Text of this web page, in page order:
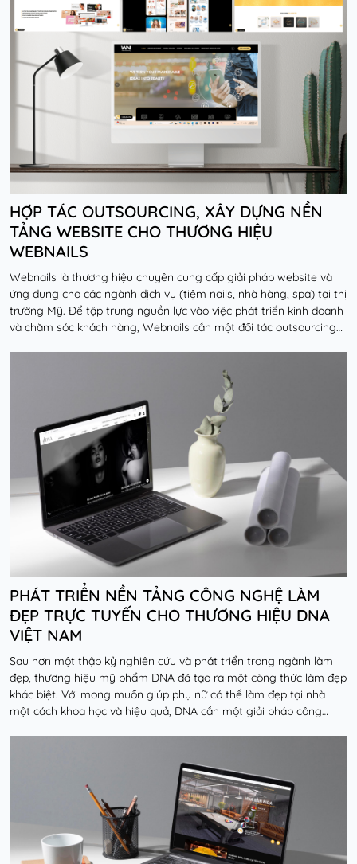
HỢP TÁC OUTSOURCING, XÂY DỰNG NỀN
TẢNG WEBSITE CHO THƯƠNG HIỆU
WEBNAILS
Webnails là thương hiệu chuyên cung cấp giải pháp website và
ứng dụng cho các ngành dịch vụ (tiệm nails, nhà hàng, spa) tại thị
trường Mỹ. Để tập trung nguồn lực vào việc phát triển kinh doanh
và chăm sóc khách hàng, Webnails cần một đối tác outsourcing
PHÁT TRIỂN NỀN TẢNG CÔNG NGHỆ LÀM
ĐẸP TRỰC TUYẾN CHO THƯƠNG HIỆU DNA
VIỆT NAM
Sau hơn một thập kỷ nghiên cứu và phát triển trong ngành làm
đẹp, thương hiệu mỹ phẩm DNA đã tạo ra một công thức làm đẹp
khác biệt. Với mong muốn giúp phụ nữ có thể làm đẹp tại nhà
một cách khoa học và hiệu quả, DNA cần một giải pháp công